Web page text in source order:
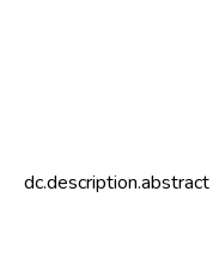
dc.description.abstract